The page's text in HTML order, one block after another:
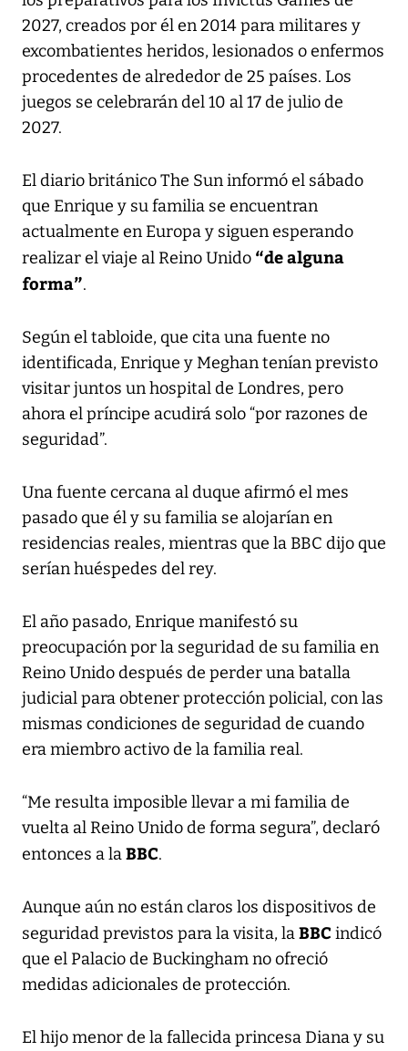
2027, creados por él en 2014 para militares y
excombatientes heridos, lesionados o enfermos
procedentes de alrededor de 25 países. Los
juegos se celebrarán del 10 al 17 de julio de
2027.
El diario británico The Sun informó el sábado
que Enrique y su familia se encuentran
actualmente en Europa y siguen esperando
realizar el viaje al Reino Unido “de alguna
forma”.
Según el tabloide, que cita una fuente no
identificada, Enrique y Meghan tenían previsto
visitar juntos un hospital de Londres, pero
ahora el príncipe acudirá solo “por razones de
seguridad”.
Una fuente cercana al duque afirmó el mes
pasado que él y su familia se alojarían en
residencias reales, mientras que la BBC dijo que
serían huéspedes del rey.
El año pasado, Enrique manifestó su
preocupación por la seguridad de su familia en
Reino Unido después de perder una batalla
judicial para obtener protección policial, con las
mismas condiciones de seguridad de cuando
era miembro activo de la familia real.
“Me resulta imposible llevar a mi familia de
vuelta al Reino Unido de forma segura”, declaró
entonces a laBBC.
Aunque aún no están claros los dispositivos de
seguridad previstos para la visita, laBBC indicó
que el Palacio de Buckingham no ofreció
medidas adicionales de protección.
El hijo menor de la fallecida princesa Diana y su